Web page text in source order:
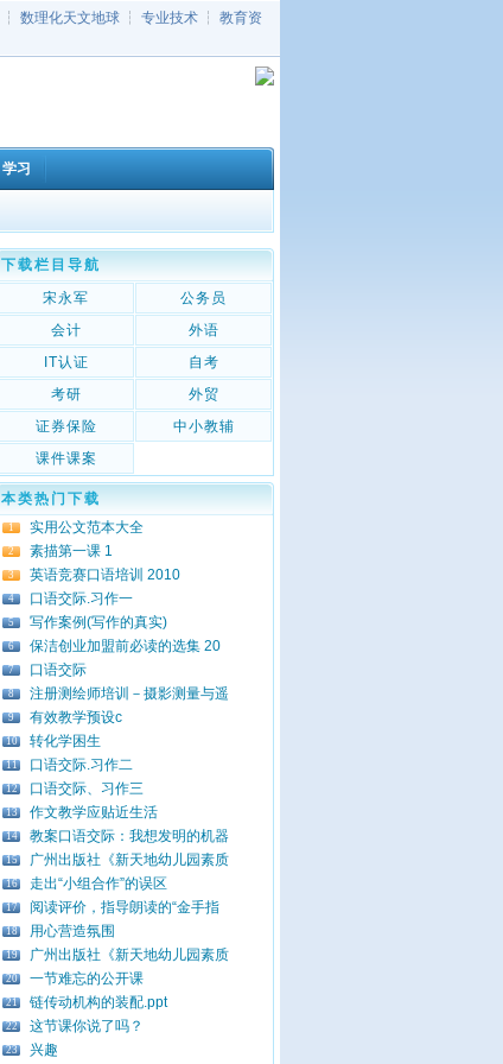
┆ 数理化天文地球 ┆ 专业技术 ┆ 教育资
学习
下载栏目导航
宋永军
公务员
会计
外语
IT认证
自考
考研
外贸
证券保险
中小教辅
课件课案
本类热门下载
1 实用公文范本大全
2 素描第一课 1
3 英语竞赛口语培训 2010
4 口语交际.习作一
5 写作案例(写作的真实)
6 保洁创业加盟前必读的选集 20
7 口语交际
8 注册测绘师培训－摄影测量与遥
9 有效教学预设c
10 转化学困生
11 口语交际.习作二
12 口语交际、习作三
13 作文教学应贴近生活
14 教案口语交际：我想发明的机器
15 广州出版社《新天地幼儿园素质
16 走出“小组合作”的误区
17 阅读评价，指导朗读的“金手指
18 用心营造氛围
19 广州出版社《新天地幼儿园素质
20 一节难忘的公开课
21 链传动机构的装配.ppt
22 这节课你说了吗？
23 兴趣